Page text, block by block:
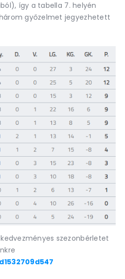
így a tabella 7. helyén
győzelmet jegyezhetett
szezonbérletet